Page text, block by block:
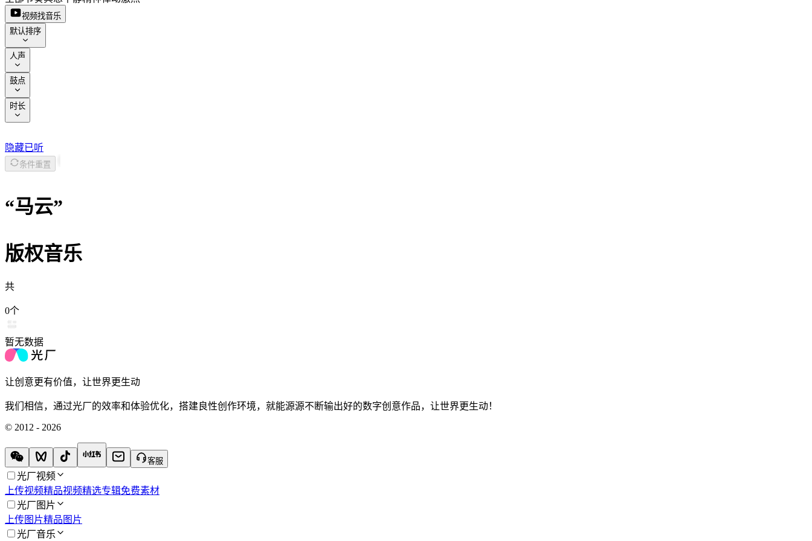
视频找音乐
默认排序
人声
鼓点
时长
隐藏已听
条件重置
“马云”
版权音乐
共
0个
暂无数据
让创意更有价值，让世界更生动
我们相信，通过光厂的效率和体验优化，搭建良性创作环境，就能源源不断输出好的数字创意作品，让世界更生动！
© 2012 - 2026
客服
光厂视频
上传视频精品视频精选专辑免费素材
光厂图片
上传图片精品图片
光厂音乐